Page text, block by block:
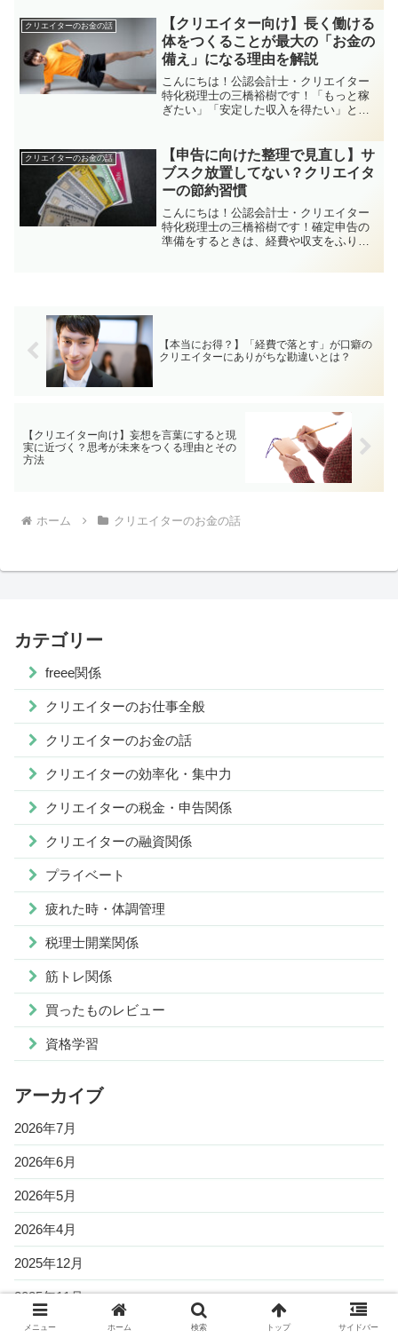
とは限らないし、うまく使っていきた
い…」「老後に備えて、今から...
クリエイターのお金の話
【クリエイター向け】長く働ける
体をつくることが最大の「お金の
備え」になる理由を解説
こんにちは！公認会計士・クリエイター
特化税理士の三橋裕樹です！「もっと稼
ぎたい」「安定した収入を得たい」と考
でもじつは、長く働ける体をつくること
こそ、最大のお金の備えに...
クリエイターのお金の話
【申告に向けた整理で見直し】サ
ブスク放置してない？クリエイタ
ーの節約習慣
こんにちは！公認会計士・クリエイター
特化税理士の三橋裕樹です！確定申告の
準備をするときは、経費や収支をふりか
【本当にお得？】「経費で落とす」が口癖の
クリエイターにありがちな勘違いとは？
【クリエイター向け】妄想を言葉にすると現
実に近づく？思考が未来をつくる理由とその
方法
ホーム クリエイターのお金の話
カテゴリー
freee関係
クリエイターのお仕事全般
クリエイターのお金の話
クリエイターの効率化・集中力
クリエイターの税金・申告関係
クリエイターの融資関係
プライベート
疲れた時・体調管理
税理士開業関係
筋トレ関係
買ったものレビュー
資格学習
アーカイブ
2026年7月
2026年6月
2026年5月
2026年4月
2025年12月
2025年11月
2025年10月
メニュー ホーム 検索 トップ サイドバー